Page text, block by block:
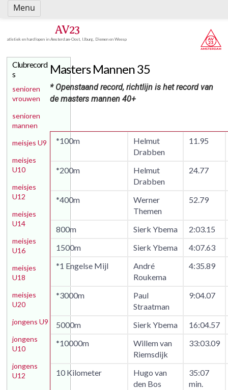
Spring
naar
AV23
atletiek en hardlopen in Amsterdam-Oost, IJburg, Diemen en Weesp
Masters Mannen 35
* Openstaand record, richtlijn is het record van
de masters mannen 40+
*100m
Helmut
Drabben
11.95
*200m
Helmut
Drabben
24.77
*400m
Werner
Themen
52.79
800m Sierk Ybema
2:03.15
1500m
Sierk Ybema
4:07.63
*1 Engelse Mijl
André
Roukema
4:35.89
*3000m
Paul
Straatman
9:04.07
5000m Sierk Ybema
16:04.57
*10000m
Willem van
Riemsdijk
33:03.09
10 Kilometer
Hugo van
den Bos
35:07
min.
Clubrecord
s
senioren
vrouwen
senioren
mannen
meisjes U9
meisjes
U10
meisjes
U12
meisjes
U14
meisjes
U16
meisjes
U18
meisjes
U20
jongens U9
jongens
U10
jongens
U12
Menu